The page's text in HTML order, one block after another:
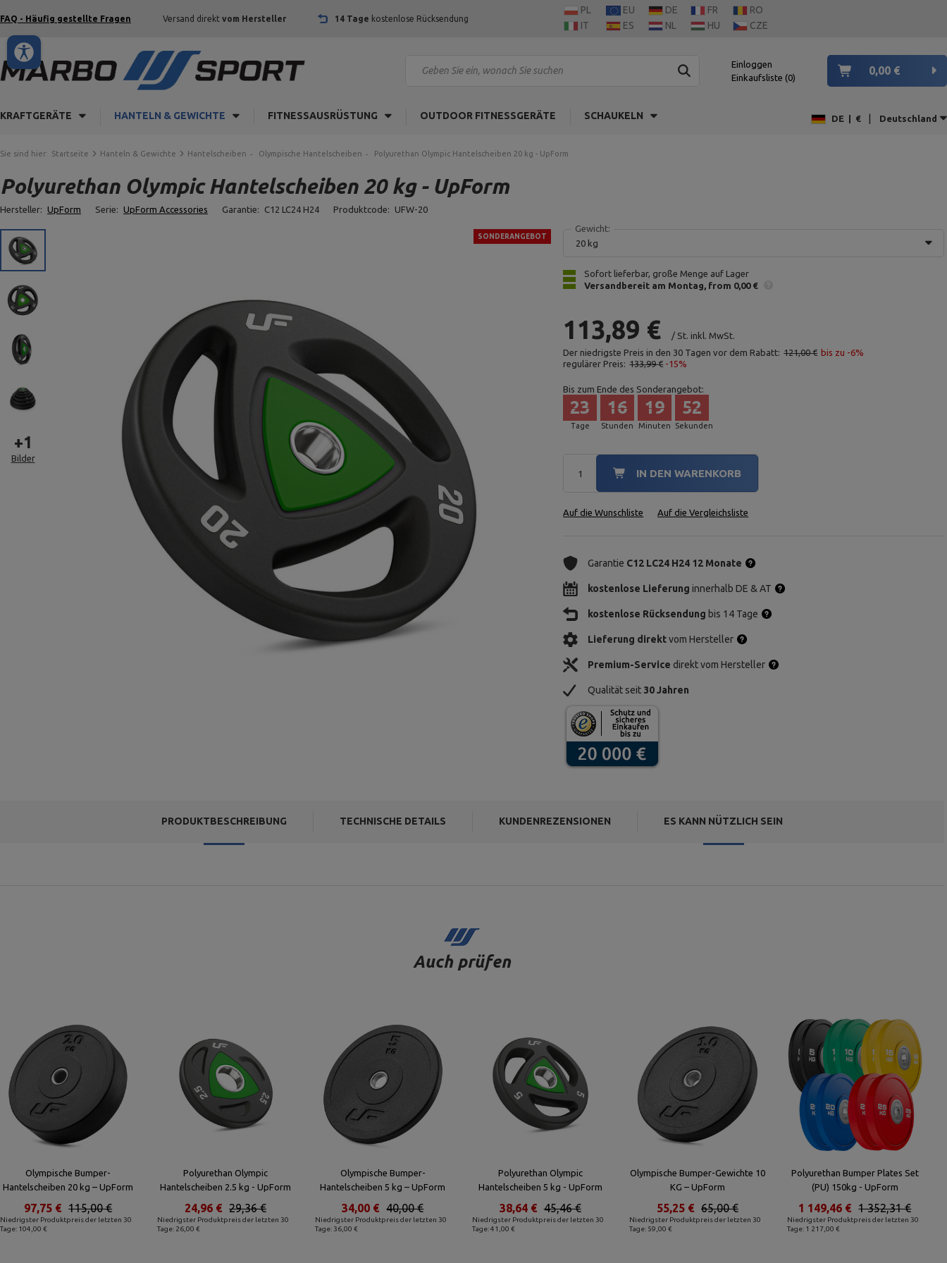
FAQ - Häufig gestellte Fragen Versand direkt vom Hersteller 14 Tage kostenlose Rücksendung
PL EU DE FR
RO
IT
ES NL HU CZE
Einloggen
Einkaufsliste 0
0,00 €
KRAFTGERÄTE HANTELN & GEWICHTE FITNESSAUSRÜSTUNG OUTDOOR FITNESSGERÄTE SCHAUKELN DE € | Deutschland
Sie sind hier: Startseite Hanteln & Gewichte Hantelscheiben Olympische Hantelscheiben Polyurethan Olympic Hantelscheiben 20 kg - UpForm
Polyurethan Olympic Hantelscheiben 20 kg - UpForm
Hersteller: UpForm Serie: UpForm Accessories Garantie: C12 LC24 H24 Produktcode: UFW-20
+1
Bilder
SONDERANGEBOT
Gewicht:
20 kg
Sofort lieferbar, große Menge auf Lager
Versandbereit am Montag from 0,00 €
113,89 € / St. inkl. MwSt.
Der niedrigste Preis in den 30 Tagen vor dem Rabatt: 121,00 € bis zu -6%
regulärer Preis: 133,99 € -15%
Bis zum Ende des Sonderangebot:
Tage
23
Stunden
16
Minuten
19
Sekunden
51
IN DEN WARENKORB
Auf die Wunschliste Auf die Vergleichsliste
Garantie C12 LC24 H24 12 Monate
kostenlose Lieferung innerhalb DE & AT
kostenlose Rücksendung bis 14 Tage
Lieferung direktvom Hersteller
Premium-Service direkt vom Hersteller
Qualität seit 30 Jahren
PRODUKTBESCHREIBUNG TECHNISCHE DETAILS KUNDENREZENSIONEN ES KANN NÜTZLICH SEIN
Auch prüfen
Olympische Bumper-
Hantelscheiben 20 kg – UpForm
Niedrigster Produktpreis der letzten 30
Tage: 104,00 €
115,00 €
97,75 €
Polyurethan Olympic
Hantelscheiben 2.5 kg - UpForm
Niedrigster Produktpreis der letzten 30
Tage: 26,00 €
29,36 €
24,96 €
Olympische Bumper-
Hantelscheiben 5 kg – UpForm
Niedrigster Produktpreis der letzten 30
Tage: 36,00 €
40,00 €
34,00 €
Polyurethan Olympic
Hantelscheiben 5 kg - UpForm
Niedrigster Produktpreis der letzten 30
Tage: 41,00 €
45,46 €
38,64 €
Olympische Bumper-Gewichte 10
KG – UpForm
Niedrigster Produktpreis der letzten 30
Tage: 59,00 €
65,00 €
55,25 €
Polyurethan Bumper Plates Set
(PU) 150kg - UpForm
Niedrigster Produktpreis der letzten 30
Tage: 1 217,00 €
1 352,31 €
1 149,46 €